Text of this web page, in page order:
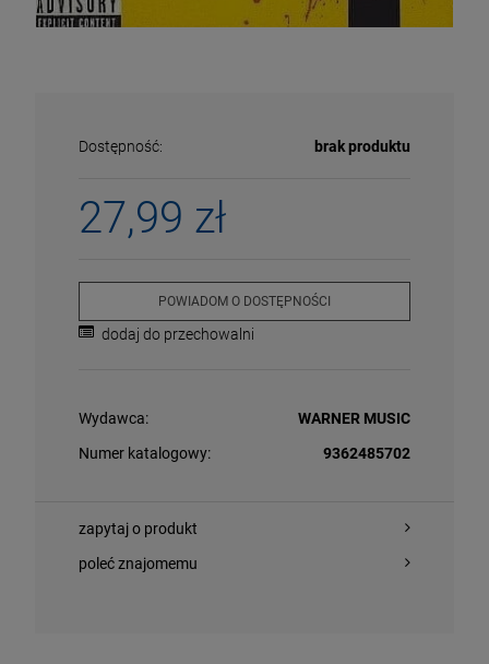
Dostępność: brak produktu
27,99 zł
POWIADOM O DOSTĘPNOŚCI
dodaj do przechowalni
Wydawca:
WARNER MUSIC
Numer katalogowy:
9362485702
zapytaj o produkt
poleć znajomemu